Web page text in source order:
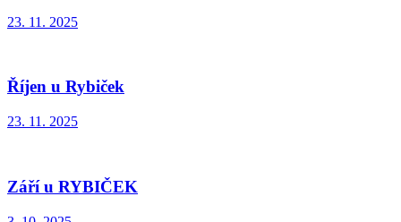
23. 11. 2025
Říjen u Rybiček
23. 11. 2025
Září u RYBIČEK